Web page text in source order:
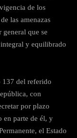
de los
las amenazas
que se
y equilibrado
137 del referido
con
por plazo
en parte de él, y
el Estado